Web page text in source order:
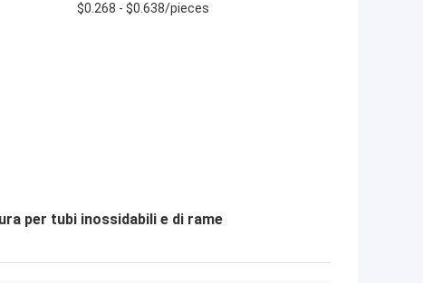
$0.268 - $0.638/pieces
per tubi inossidabili e di rame